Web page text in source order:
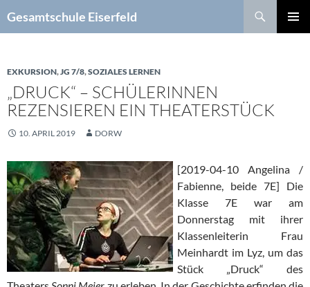
Inhalt
Gesamtschule Eiserfeld
EXKURSION,JG 7/8,SOZIALES LERNEN
„DRUCK“ – SCHÜLERINNEN
REZENSIEREN EIN THEATERSTÜCK
10. APRIL 2019 DORW
[2019-04-10 Angelina /
Fabienne, beide 7E] Die
Klasse 7E war am
Donnerstag mit ihrer
Klassenleiterin Frau
Meinhardt im Lyz, um das
Stück „Druck“ des